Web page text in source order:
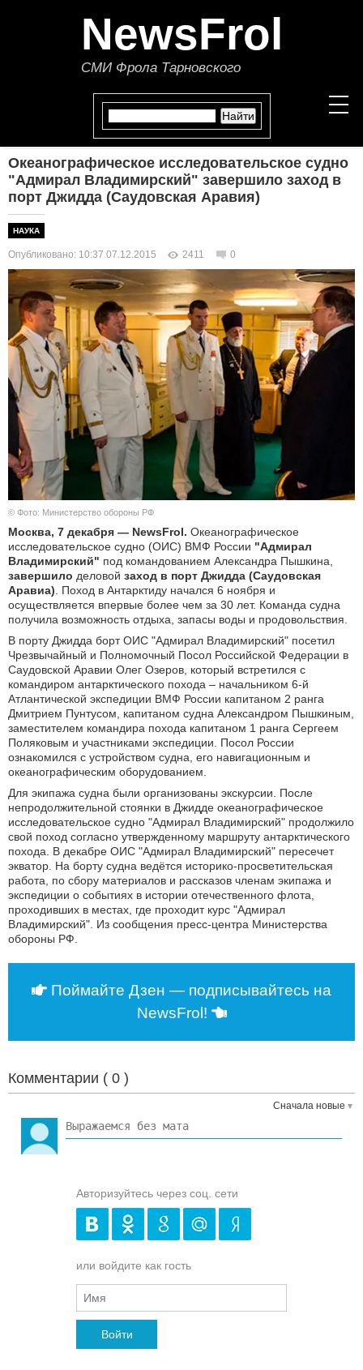
NewsFrol
СМИ Фрола Тарновского
НОВОСТИ
ПОЛИТИКА
ЭКОНОМИКА
В МИРЕ
ОБЩЕСТВО
КУЛЬТУРА
НАУКА
СПОРТ
АВТО И МОТО
ЭГОИЗМ
Океанографическое исследовательское судно
"Адмирал Владимирский" завершило заход в
порт Джидда (Саудовская Аравия)
НАУКА
Опубликовано: 10:37 07.12.2015 2411 0
© Фото: Министерство обороны РФ
Москва, 7 декабря — NewsFrol. Океанографическое
исследовательское судно (ОИС) ВМФ России "Адмирал
Владимирский" под командованием Александра Пышкина,
завершило деловой заход в порт Джидда (Саудовская
Аравиа). Поход в Антарктиду начался 6 ноября и
осуществляется впервые более чем за 30 лет. Команда судна
получила возможность отдыха, запасы воды и продовольствия.
В порту Джидда борт ОИС "Адмирал Владимирский" посетил
Чрезвычайный и Полномочный Посол Российской Федерации в
Саудовской Аравии Олег Озеров, который встретился с
командиром антарктического похода – начальником 6-й
Атлантической экспедиции ВМФ России капитаном 2 ранга
Дмитрием Пунтусом, капитаном судна Александром Пышкиным,
заместителем командира похода капитаном 1 ранга Сергеем
Поляковым и участниками экспедиции. Посол России
ознакомился с устройством судна, его навигационным и
океанографическим оборудованием.
Для экипажа судна были организованы экскурсии. После
непродолжительной стоянки в Джидде океанографическое
исследовательское судно "Адмирал Владимирский" продолжило
свой поход согласно утвержденному маршруту антарктического
похода. В декабре ОИС "Адмирал Владимирский" пересечет
экватор. На борту судна ведётся историко-просветительская
работа, по сбору материалов и рассказов членам экипажа и
экспедиции о событиях в истории отечественного флота,
проходивших в местах, где проходит курс "Адмирал
Владимирский". Из сообщения пресс-центра Министерства
обороны РФ.
Поймайте Дзен — подписывайтесь на
NewsFrol!
Комментарии ( 0 )
Сначала новые
Авторизуйтесь через соц. сети
или войдите как гость
Войти